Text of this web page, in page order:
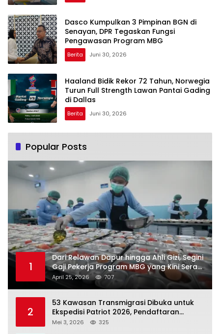
Dasco Kumpulkan 3 Pimpinan BGN di
Senayan, DPR Tegaskan Fungsi
Pengawasan Program MBG
Berita Juni 30, 2026
Haaland Bidik Rekor 72 Tahun, Norwegia
Turun Full Strength Lawan Pantai Gading
di Dallas
Berita Juni 30, 2026
Popular Posts
1
Dari Relawan Dapur hingga Ahli Gizi, Segini
Gaji Pekerja Program MBG yang Kini Serap
Hampir Sejuta Tenaga Kerja
April 25, 2026 707
2
53 Kawasan Transmigrasi Dibuka untuk
Ekspedisi Patriot 2026, Pendaftaran
Ditutup 21 Mei
Mei 3, 2026 325